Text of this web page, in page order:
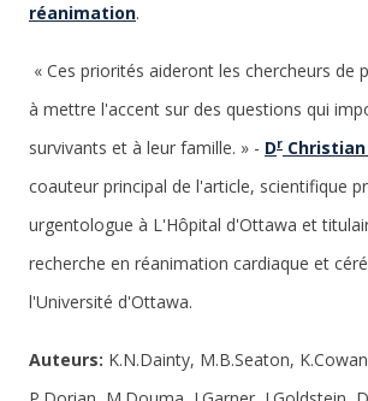
réanimation.
« Ces priorités aideront les chercheurs de
à mettre l'accent sur des questions qui
survivants et à leur famille. » - Dr
coauteur principal de l'article, scientifique
urgentologue à L'Hôpital d'Ottawa et
recherche en réanimation cardiaque et
l'Université d'Ottawa.
Auteurs: K.N.Dainty, M.B.Seaton,